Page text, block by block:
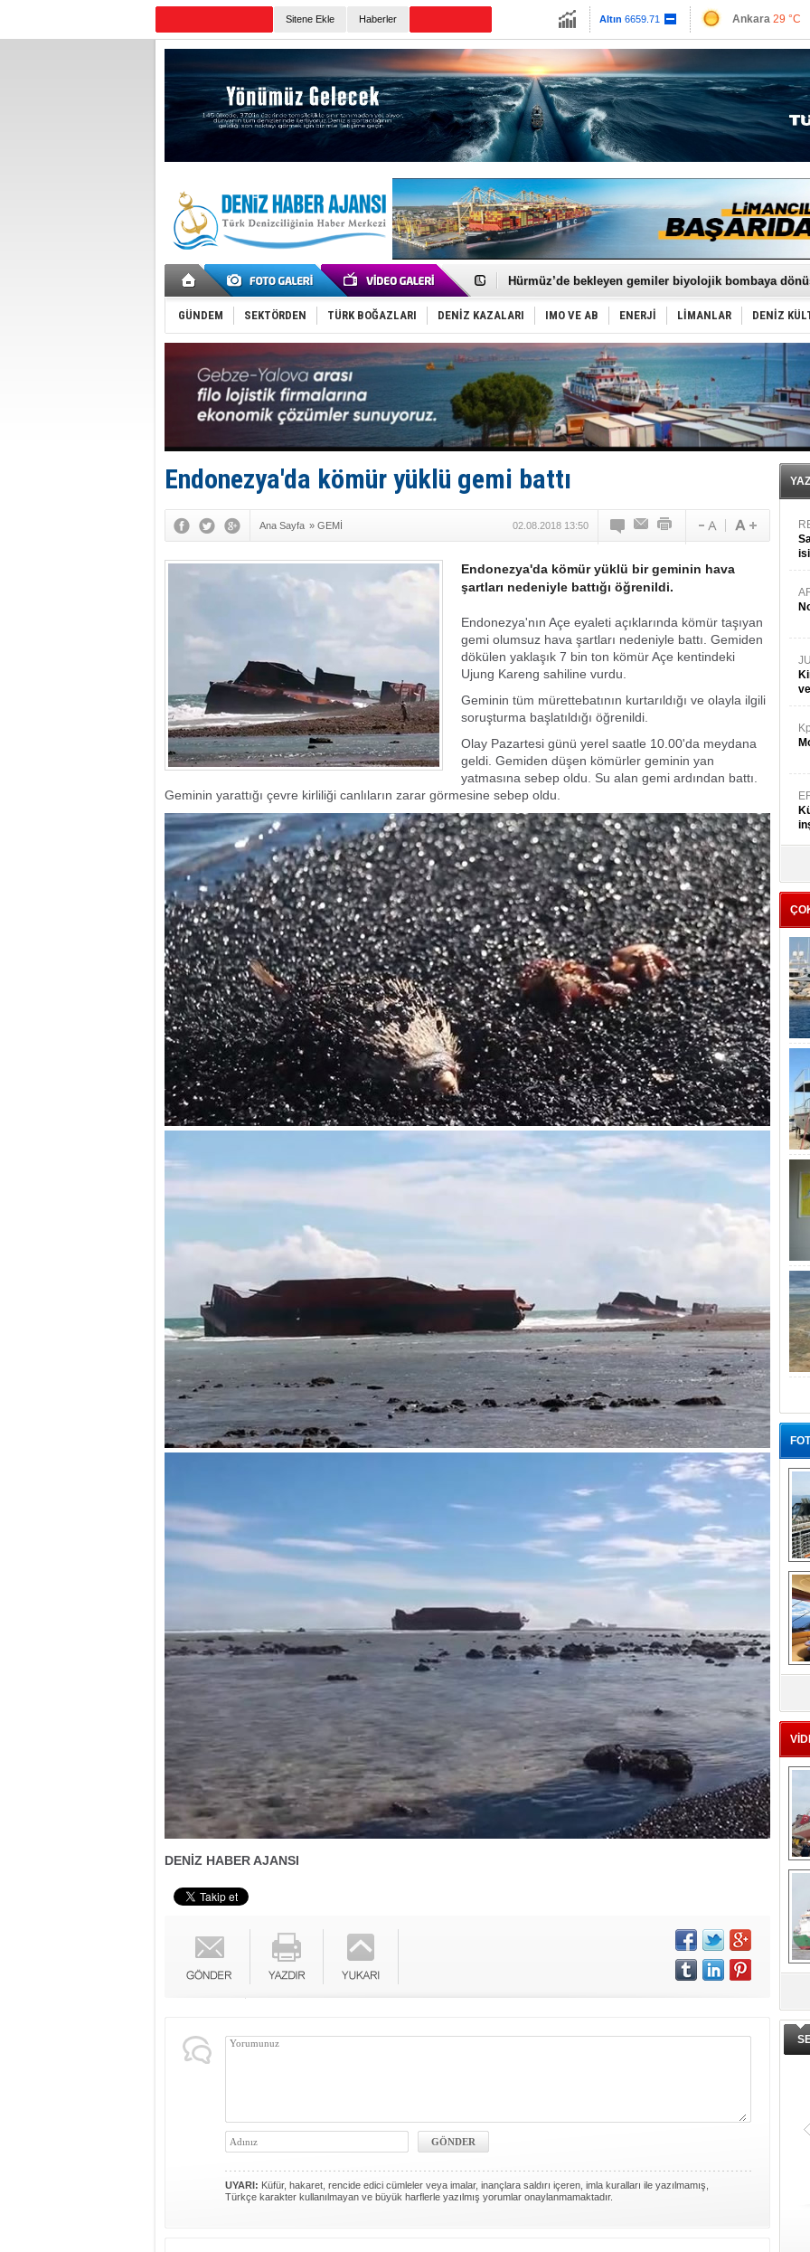
Sitene Ekle Haberler
Altın 6659.71
Euro55.1258
Ankara 29 °C
Antalya33 °C
Muğla 31 °C
Çanakkale 30
Türkiye'nin ‘Denizcilik Gücü’!
Dünyanın en tehlikeli yosunu: Yüz binlerce canlıyı
Rusya'nın gizli filosu büyüyor!
Keşfedildi: En büyük Mercan Ormanı!
D-Marin, Avrupa'nın tekne fuarlarına çıkarma yapacak
Van’da inşa edilen teknelere yoğun talep var
ASEAN ilk P&I Sigorta Kulübünü kurmaya
TAYK - Eker Olympos Regatta'da ilk start!
İstanbul ve Çanakkale: 6 ayda 40.000 gemi
TEKNOFEST ‘Mavi Vatan’ ziyaretçi kayıtları başladı!
Tersane işçilerinin direnişi, kazanımla sonuçlandı
İngiliz aktivistler, gemide mahsur kaldı!
FESCO, Karadeniz'de yeni sevkiyat taleplerini
GÜNDEM SEKTÖRDEN TÜRK BOĞAZLARI DENİZ KAZALARI IMO VE AB ENERJİ LİMANLAR DENİZ
Endonezya'da kömür yüklü gemi battı
Ana Sayfa » GEMİ 02.08.2018 13:50
Endonezya'da kömür yüklü bir geminin hava
şartları nedeniyle battığı öğrenildi.
Endonezya'nın Açe eyaleti açıklarında kömür taşıyan
gemi olumsuz hava şartları nedeniyle battı. Gemiden
dökülen yaklaşık 7 bin ton kömür Açe kentindeki
Ujung Kareng sahiline vurdu.
Geminin tüm mürettebatının kurtarıldığı ve olayla ilgili
soruşturma başlatıldığı öğrenildi.
Olay Pazartesi günü yerel saatle 10.00'da meydana
geldi. Gemiden düşen kömürler geminin yan
yatmasına sebep oldu. Su alan gemi ardından battı.
Geminin yarattığı çevre kirliliği canlıların zarar görmesine sebep oldu.
DENİZ HABER AJANSI
UYARI: Küfür, hakaret, rencide edici cümleler veya imalar, inançlara saldırı içeren, imla kuralları ile yazılmamış,
Türkçe karakter kullanılmayan ve büyük harflerle yazılmış yorumlar onaylanmamaktadır.